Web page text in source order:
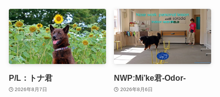
P/L：トナ君
2026年8月7日
NWP:Mi’ke君-Odor-
2026年8月6日